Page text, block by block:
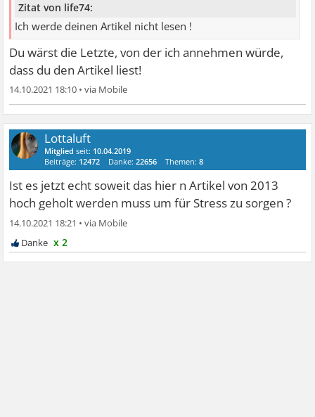
Zitat von life74:
Ich werde deinen Artikel nicht lesen !
Du wärst die Letzte, von der ich annehmen würde,
dass du den Artikel liest!
14.10.2021 18:10 •
Lottaluft
Mitglied seit: 10.04.2019
Beiträge: 12472 Danke:22656 Themen:8
Ist es jetzt echt soweit das hier n Artikel von 2013
hoch geholt werden muss um für Stress zu sorgen ?
14.10.2021 18:21 •
x 2